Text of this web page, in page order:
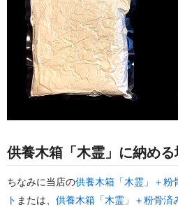
供養木箱「木霊」に納める
ちなみに当店の供養木箱「木霊」＋粉
ト または、 供養木箱「木霊」＋粉骨済